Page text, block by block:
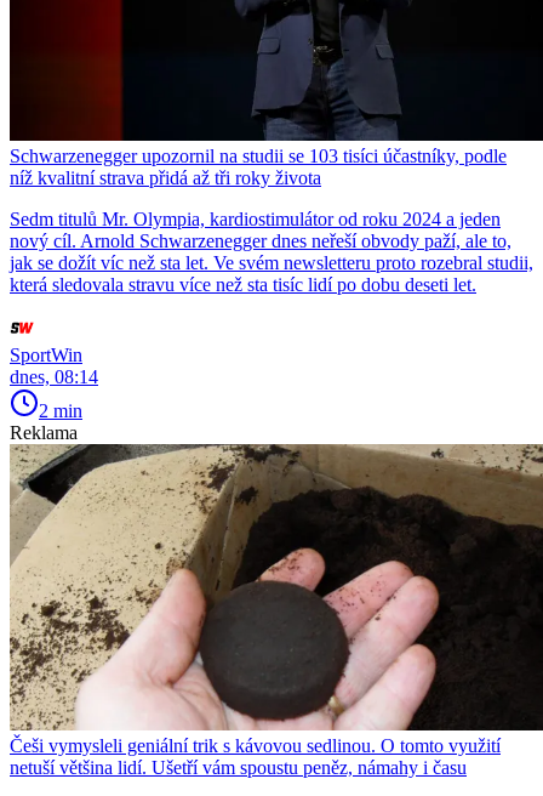
Schwarzenegger upozornil na studii se 103 tisíci účastníky, podle
níž kvalitní strava přidá až tři roky života
Sedm titulů Mr. Olympia, kardiostimulátor od roku 2024 a jeden
nový cíl. Arnold Schwarzenegger dnes neřeší obvody paží, ale to,
jak se dožít víc než sta let. Ve svém newsletteru proto rozebral studii,
která sledovala stravu více než sta tisíc lidí po dobu deseti let.
SportWin
dnes, 08:14
2 min
Reklama
Češi vymysleli geniální trik s kávovou sedlinou. O tomto využití
netuší většina lidí. Ušetří vám spoustu peněz, námahy i času